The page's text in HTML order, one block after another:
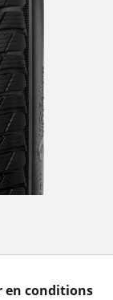
en conditions